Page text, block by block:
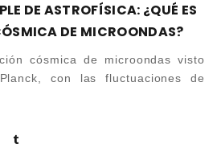
DE ASTROFÍSICA: ¿QUÉ ES
DE MICROONDAS?
cósmica de microondas visto
con las fluctuaciones de